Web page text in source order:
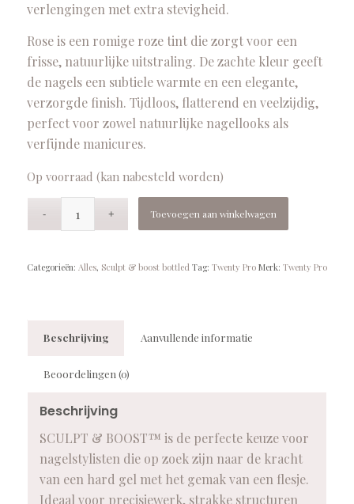
verlengingen met extra stevigheid.
Rose is een romige roze tint die zorgt voor een
frisse, natuurlijke uitstraling. De zachte kleur geeft
de nagels een subtiele warmte en een elegante,
verzorgde finish. Tijdloos, flatterend en veelzijdig,
perfect voor zowel natuurlijke nagellooks als
verfijnde manicures.
Op voorraad (kan nabesteld worden)
Toevoegen aan winkelwagen
Categorieën: Alles, Sculpt & boost bottled Tag: Twenty Pro Merk: Twenty Pro
Beschrijving Aanvullende informatie
Beoordelingen (0)
Beschrijving
SCULPT & BOOST™ is de perfecte keuze voor
nagelstylisten die op zoek zijn naar de kracht
van een hard gel met het gemak van een flesje.
Ideaal voor precisiewerk, strakke structuren